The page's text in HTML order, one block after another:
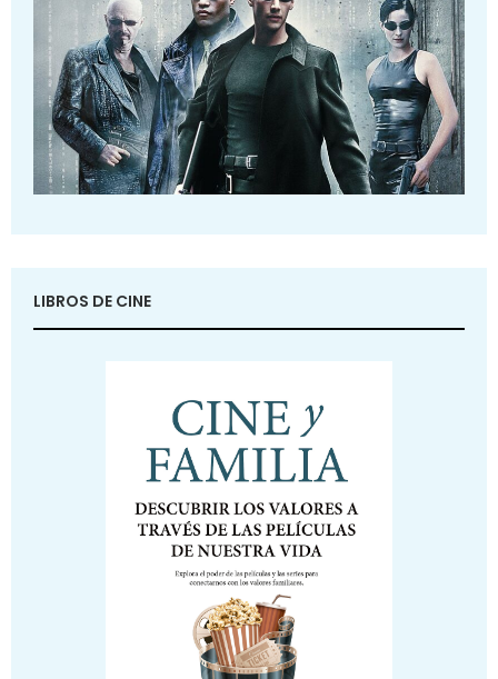
LIBROS DE CINE